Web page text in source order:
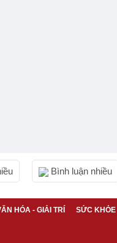
Bình luận nhiều
HÓA - GIẢI TRÍ SỨC KHỎE